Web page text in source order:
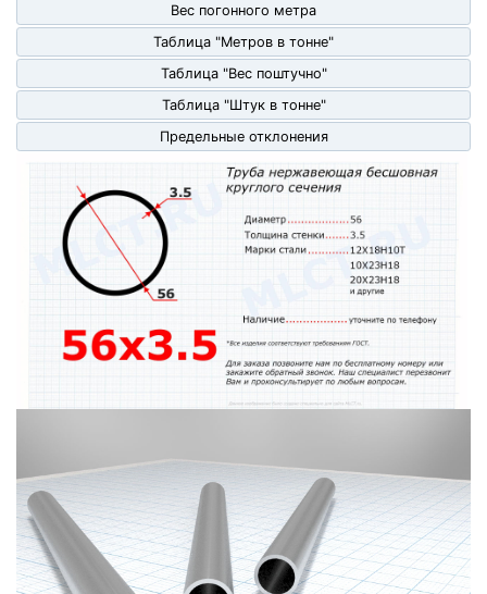
Вес погонного метра
Таблица "Метров в тонне"
Таблица "Вес поштучно"
Таблица "Штук в тонне"
Предельные отклонения